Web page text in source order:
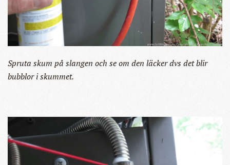
Spruta skum på slangen och se om den läcker dvs det blir
bubblor i skummet.